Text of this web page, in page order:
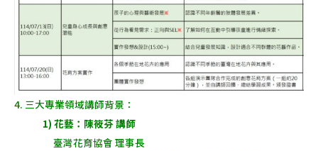
4. 三大專業領域講師背景：
1) 花藝：陳筱芬 講師
臺灣花育協會 理事長